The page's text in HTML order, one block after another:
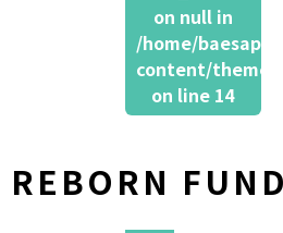
on null in
/home/
content/themes/
on line 14
REBORN FUND